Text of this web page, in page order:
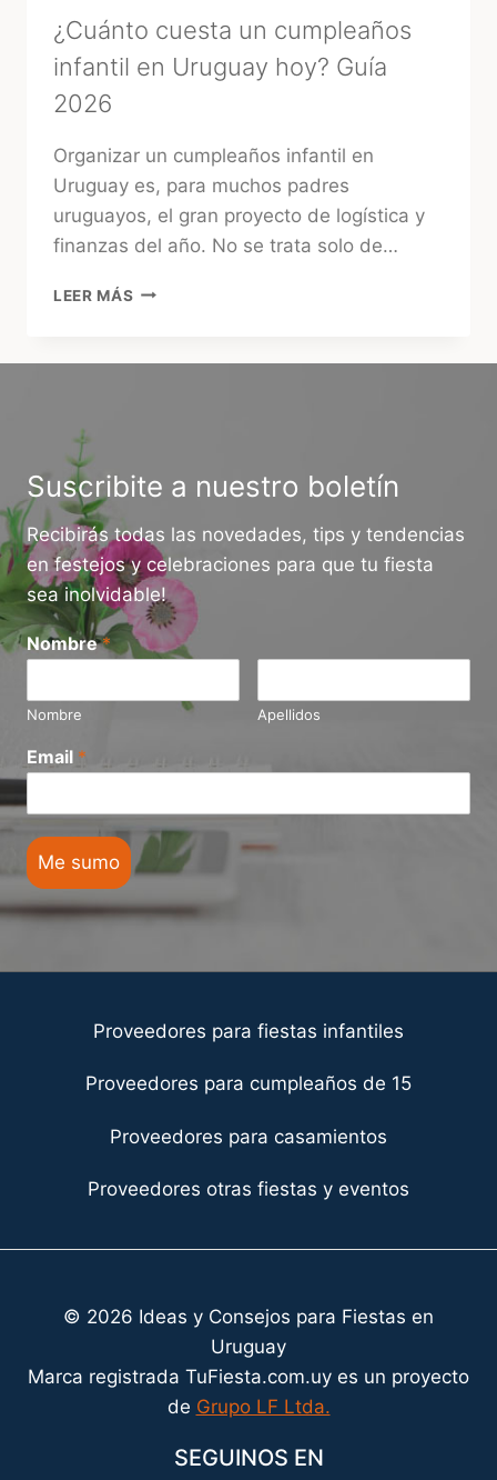
BODA
¿Cuánto cuesta un cumpleaños
infantil en Uruguay hoy? Guía
2026
Organizar un cumpleaños infantil en
Uruguay es, para muchos padres
uruguayos, el gran proyecto de logística y
finanzas del año. No se trata solo de…
LEER MÁS ¿CUÁNTO
CUMPLEAÑOS
GUÍA
2026
Suscribite a nuestro boletín
Recibirás todas las novedades, tips y tendencias
en festejos y celebraciones para que tu fiesta
sea inolvidable!
Nombre*
Nombre Apellidos
Email *
Me sumo
Proveedores para fiestas infantiles
Proveedores para cumpleaños de 15
Proveedores para casamientos
Proveedores otras fiestas y eventos
© 2026 Ideas y Consejos para Fiestas en
Uruguay
Marca registrada TuFiesta.com.uy es un proyecto
de Grupo LF Ltda.
SEGUINOS EN